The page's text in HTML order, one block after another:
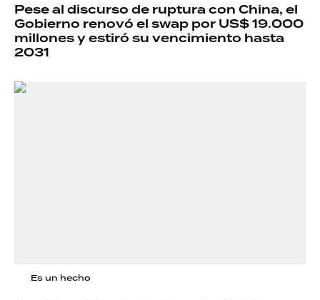
Pese al discurso de ruptura con China, el
Gobierno renovó el swap por US$ 19.000
millones y estiró su vencimiento hasta
2031
Es un hecho